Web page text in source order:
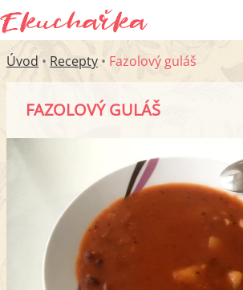
Úvod • Recepty • Fazolový guláš
FAZOLOVÝ GULÁŠ